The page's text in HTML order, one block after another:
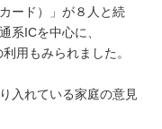
ード）」が８人と続
系ICを中心に、
用もみられました。
入れている家庭の意見